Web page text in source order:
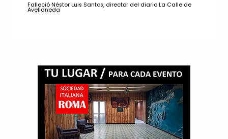
Falleció Néstor Luis Santos, director del diario La Calle de
Avellaneda